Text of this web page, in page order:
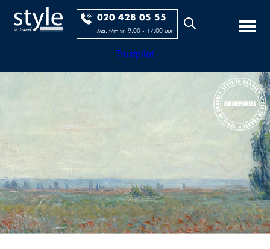
020 428 05 55
Ma. t/m vr. 9.00 - 17.00 uur
Trustpilot